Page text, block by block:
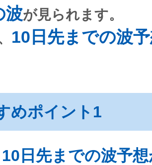
波が見られます。
10日先までの波
めポイント1
10日先までの波予